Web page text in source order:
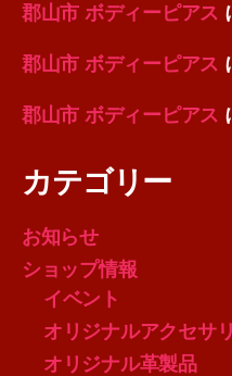
郡山市 ボディーピアス
郡山市 ボディーピアス
郡山市 ボディーピアス
カテゴリー
お知らせ
ショップ情報
イベント
オリジナルアクセサ
オリジナル革製品